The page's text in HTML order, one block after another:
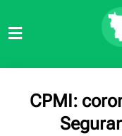
para
CPMI: